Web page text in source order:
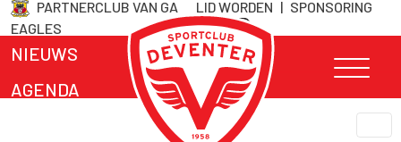
Skip
naar
inhoud
PARTNERCLUB VAN GA
EAGLES
LID WORDEN | SPONSORING
NIEUWS
AGENDA